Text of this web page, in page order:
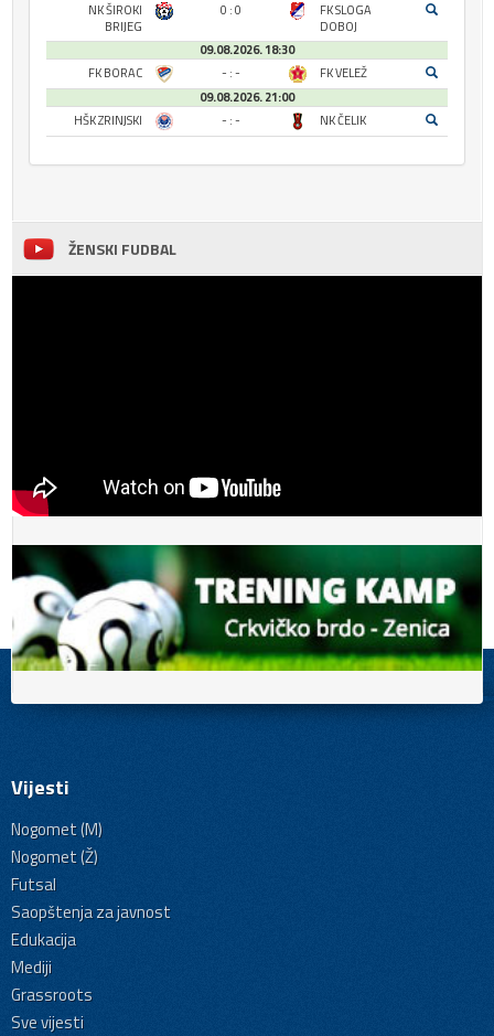
NK ŠIROKI
BRIJEG
0 : 0
FK SLOGA
DOBOJ
09.08.2026. 18:30
FK BORAC
- : -
FK VELEŽ
09.08.2026. 21:00
HŠK ZRINJSKI
- : - NK ČELIK
ŽENSKI FUDBAL
Vijesti
Nogomet (M)
Nogomet (Ž)
Futsal
Saopštenja za javnost
Edukacija
Mediji
Grassroots
Sve vijesti